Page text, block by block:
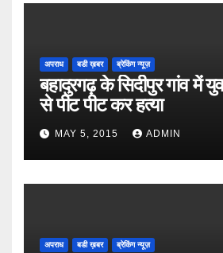
अपराध बडी ख़बर ब्रेकिंग न्यूज़
बहादुरगढ़ के सिदीपुर गांव में
से पीट पीट कर हत्या
MAY 5, 2015 ADMIN
अपराध बडी ख़बर ब्रेकिंग न्यूज़